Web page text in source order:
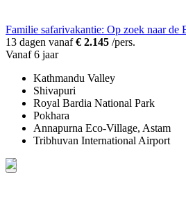
Familie safarivakantie: Op zoek naar de
13 dagen vanaf€ 2.145 /pers.
Vanaf 6 jaar
Kathmandu Valley
Shivapuri
Royal Bardia National Park
Pokhara
Annapurna Eco-Village, Astam
Tribhuvan International Airport